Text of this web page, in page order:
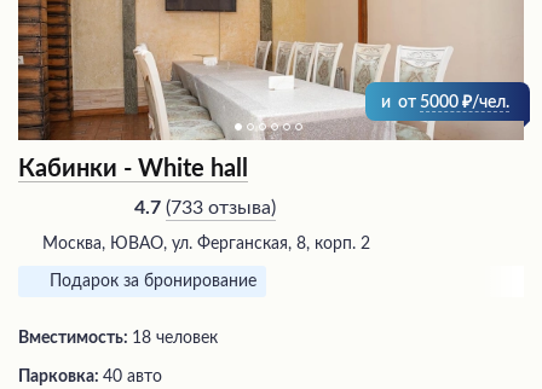
и от 5000 /чел.
Кабинки - White hall
4.7 (733 отзыва)
Москва, ЮВАО, ул. Ферганская, 8, корп. 2
Подарок за бронирование
Вместимость: 18 человек
Парковка: 40 авто